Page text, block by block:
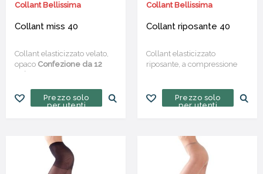
Collant Bellissima
Collant miss 40
Collant elasticizzato velato,
opaco Confezione da 12
Prezzo solo
per utenti
Collant Bellissima
Collant riposante 40
Collant elasticizzato
riposante, a compressione
Confezione da 6 paia
Prezzo solo
per utenti